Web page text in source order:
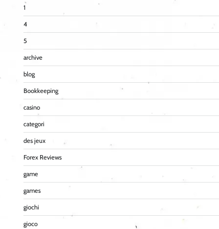
1
4
5
archive
blog
Bookkeeping
casino
categori
des jeux
Forex Reviews
game
games
giochi
gioco